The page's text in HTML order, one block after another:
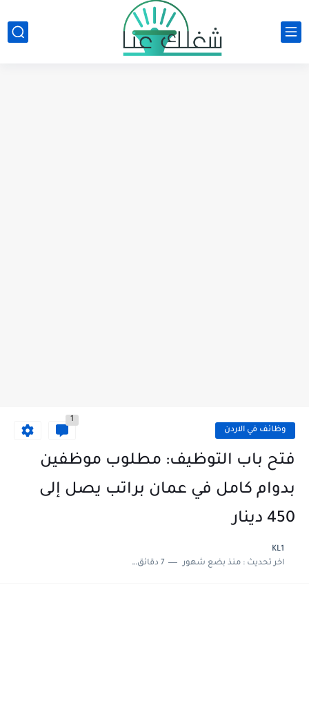
وظائف في الاردن
1
فتح باب التوظيف: مطلوب موظفين
بدوام كامل في عمان براتب يصل إلى
450 دينار
KL1
اخر تحديث :منذ بضع شهور 7 دقائق للقراءة